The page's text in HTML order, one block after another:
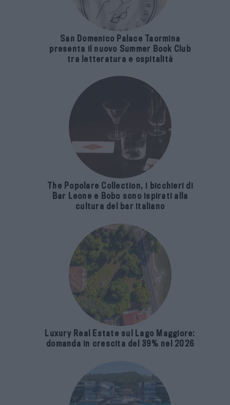
San Domenico Palace Taormina
presenta il nuovo Summer Book Club
tra letteratura e ospitalità
The Popolare Collection, i bicchieri di
Bar Leone e Bobo sono ispirati alla
cultura del bar italiano
Luxury Real Estate sul Lago Maggiore:
domanda in crescita del 39% nel 2026